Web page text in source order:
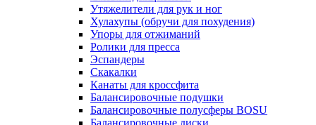
Утяжелители для рук и ног
Хулахупы (обручи для похудения)
Упоры для отжиманий
Ролики для пресса
Эспандеры
Скакалки
Канаты для кроссфита
Балансировочные подушки
Балансировочные полусферы BOSU
Балансировочные диски